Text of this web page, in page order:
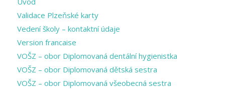
Validace Plzeňské karty
Vedení školy – kontaktní údaje
Version francaise
VOŠZ – obor Diplomovaná dentální hygienistka
VOŠZ – obor Diplomovaná dětská sestra
VOŠZ – obor Diplomovaná všeobecná sestra